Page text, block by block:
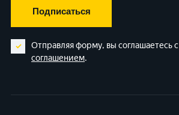
Подписаться
Отправляя форму, вы соглашаетесь с
соглашением.